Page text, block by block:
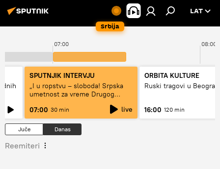
Srbija
LAT
07:00 08:00
SPUTNJIK INTERVJU
„I u ropstvu – sloboda! Srpska
umetnost za vreme Drugog
07:00 30 min live
ORBITA KULTURE
Ruski tragovi u
16:00 120 min
Juče Danas
Reemiteri